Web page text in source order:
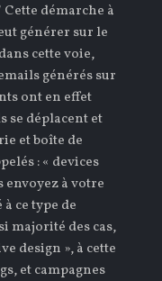
démarche à
générer sur le
cette voie,
générés sur
ont en effet
se déplacent et
et boîte de
: « devices
envoyez à votre
ce type de
majorité des cas,
design », à cette
et campagnes